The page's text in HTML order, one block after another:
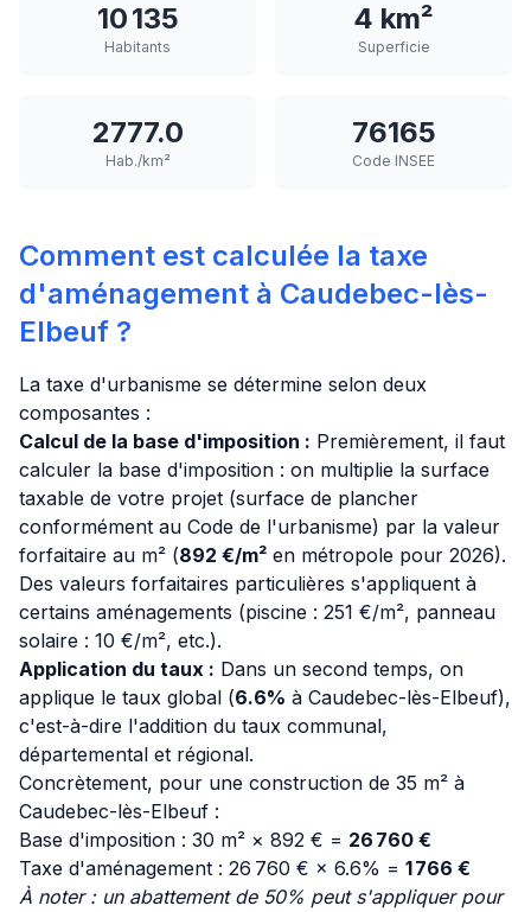
10 135
Habitants
4 km²
Superficie
2777.0
Hab./km²
76165
Code INSEE
Comment est calculée la taxe
d'aménagement à Caudebec-lès-
Elbeuf ?
La taxe d'urbanisme se détermine selon deux
composantes :
Calcul de la base d'imposition : Premièrement, il faut
calculer la base d'imposition : on multiplie la surface
taxable de votre projet (surface de plancher
conformément au Code de l'urbanisme) par la valeur
forfaitaire au m² (892 €/m² en métropole pour 2026).
Des valeurs forfaitaires particulières s'appliquent à
certains aménagements (piscine : 251 €/m², panneau
solaire : 10 €/m², etc.).
Application du taux : Dans un second temps, on
applique le taux global (6.6% à Caudebec-lès-Elbeuf),
c'est-à-dire l'addition du taux communal,
départemental et régional.
Concrètement, pour une construction de 35 m² à
Caudebec-lès-Elbeuf :
Base d'imposition : 30 m² × 892 € = 26 760 €
Taxe d'aménagement : 26 760 € × 6.6% = 1 766 €
À noter : un abattement de 50% peut s'appliquer pour